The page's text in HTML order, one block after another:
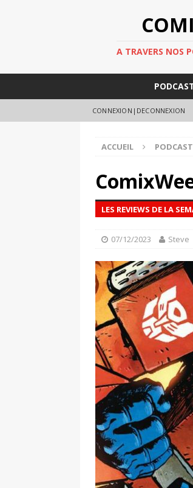
A TRAVERS NOS
CONNEXION|DECONNEXION
ACCUEIL
LES REVIEWS DE LA
07/12/2023 Steve